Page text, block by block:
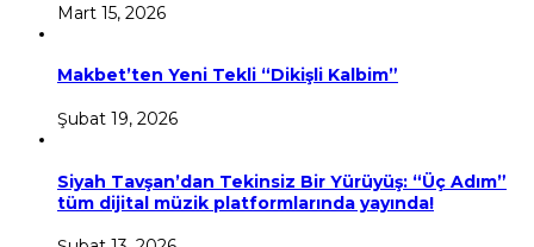
Mart 15, 2026
Makbet’ten Yeni Tekli “Dikişli Kalbim”
Şubat 19, 2026
Siyah Tavşan’dan Tekinsiz Bir Yürüyüş: “Üç Adım”
tüm dijital müzik platformlarında yayında!